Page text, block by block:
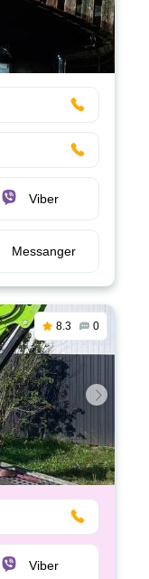
Viber
Messanger
8.3 0
Viber